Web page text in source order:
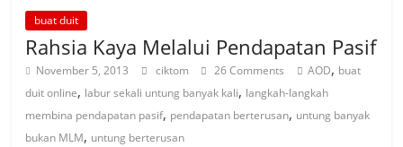
buat duit
Rahsia Kaya Melalui Pendapatan Pasif
November 5, 2013 ciktom 26 Comments AOD, buat
duit online, labur sekali untung banyak kali, langkah-langkah
membina pendapatan pasif, pendapatan berterusan, untung banyak
bukan MLM, untung berterusan